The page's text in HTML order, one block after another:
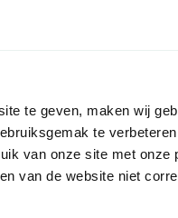
te geven, maken wij
te
van onze site met onze
van de website niet